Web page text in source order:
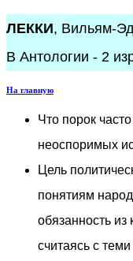
ЛЕККИ, Вильям-
В Антологии - 2
На главную
Что порок
неоспоримых
Цель
понятиям
обязанность
считаясь с